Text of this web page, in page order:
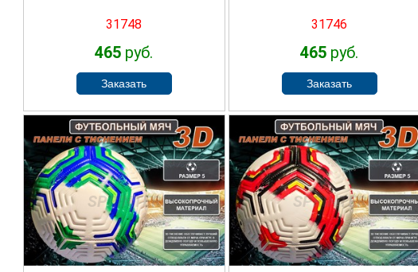
31748
465 руб.
31746
465 руб.
SPRINTER SPRINTER